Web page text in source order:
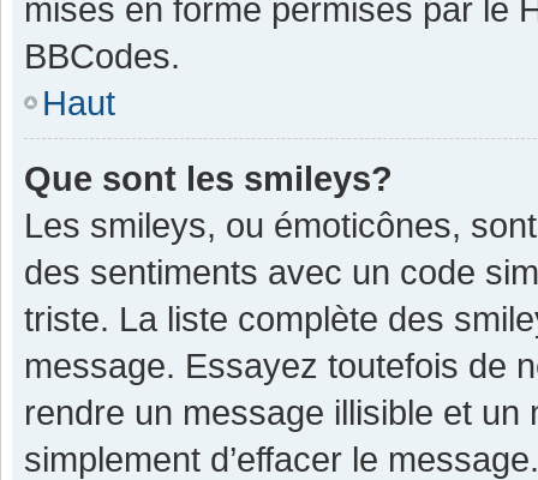
mises en forme permises par le
BBCodes.
Haut
Que sont les smileys?
Les smileys, ou émoticônes,
des sentiments avec un code
triste. La liste complète des
message. Essayez toutefois de
rendre un message illisible et
simplement d’effacer le